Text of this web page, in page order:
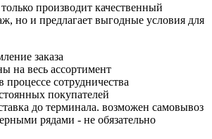
производит качественный
но и предлагает выгодные условия для
заказа
на весь ассортимент
процессе сотрудничества
покупателей
до терминала. возможен самовывоз
рядами - не обязательно